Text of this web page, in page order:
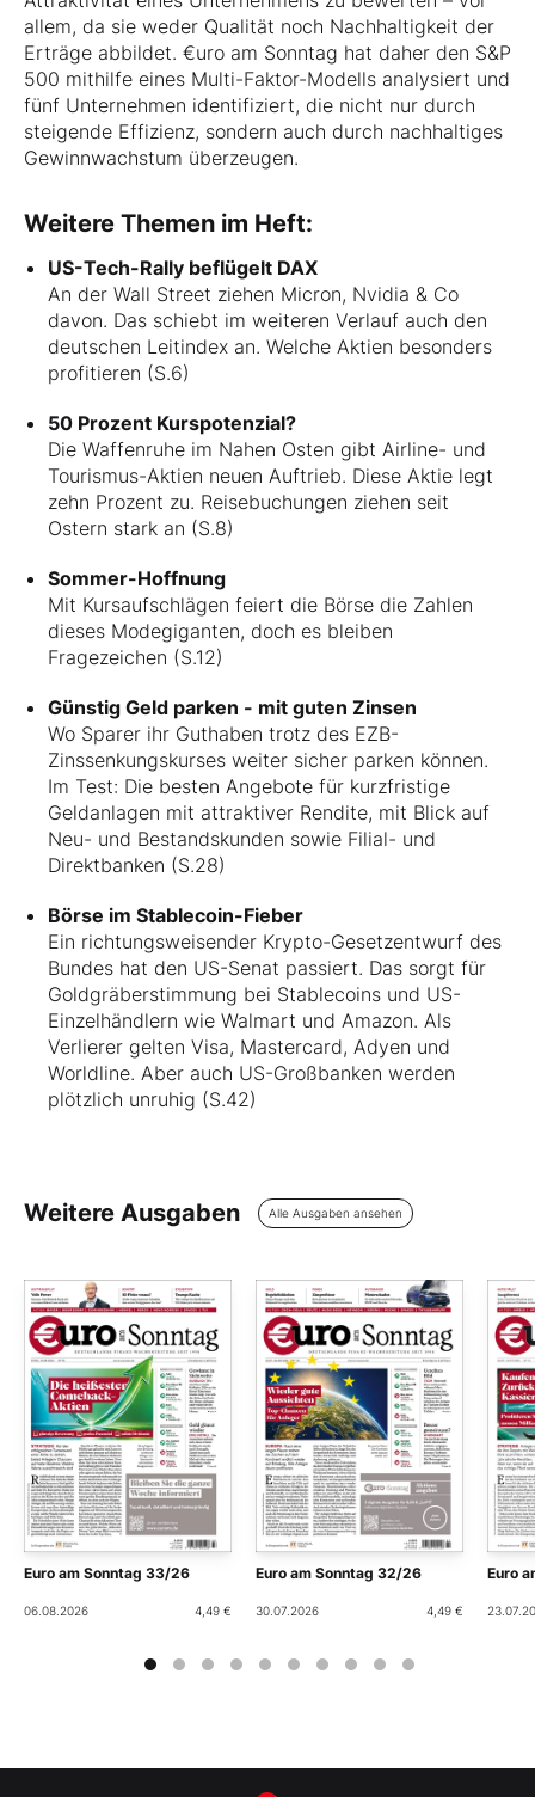
allem, da sie weder Qualität noch Nachhaltigkeit der
Erträge abbildet. €uro am Sonntag hat daher den S&P
500 mithilfe eines Multi-Faktor-Modells analysiert und
fünf Unternehmen identifiziert, die nicht nur durch
steigende Effizienz, sondern auch durch nachhaltiges
Gewinnwachstum überzeugen.
Weitere Themen im Heft:
US-Tech-Rally beflügelt DAX
An der Wall Street ziehen Micron, Nvidia & Co
davon. Das schiebt im weiteren Verlauf auch den
deutschen Leitindex an. Welche Aktien besonders
profitieren (S.6)
50 Prozent Kurspotenzial?
Die Waffenruhe im Nahen Osten gibt Airline- und
Tourismus-Aktien neuen Auftrieb. Diese Aktie legt
zehn Prozent zu. Reisebuchungen ziehen seit
Ostern stark an (S.8)
Sommer-Hoffnung
Mit Kursaufschlägen feiert die Börse die Zahlen
dieses Modegiganten, doch es bleiben
Fragezeichen (S.12)
Günstig Geld parken - mit guten Zinsen
Wo Sparer ihr Guthaben trotz des EZB-
Zinssenkungskurses weiter sicher parken können.
Im Test: Die besten Angebote für kurzfristige
Geldanlagen mit attraktiver Rendite, mit Blick auf
Neu- und Bestandskunden sowie Filial- und
Direktbanken (S.28)
Börse im Stablecoin-Fieber
Ein richtungsweisender Krypto-Gesetzentwurf des
Bundes hat den US-Senat passiert. Das sorgt für
Goldgräberstimmung bei Stablecoins und US-
Einzelhändlern wie Walmart und Amazon. Als
Verlierer gelten Visa, Mastercard, Adyen und
Worldline. Aber auch US-Großbanken werden
plötzlich unruhig (S.42)
Weitere Ausgaben Alle Ausgaben ansehen
Euro am Sonntag 33/26
06.08.2026 4,49 €
Euro am Sonntag 32/26
30.07.2026 4,49 €
Euro